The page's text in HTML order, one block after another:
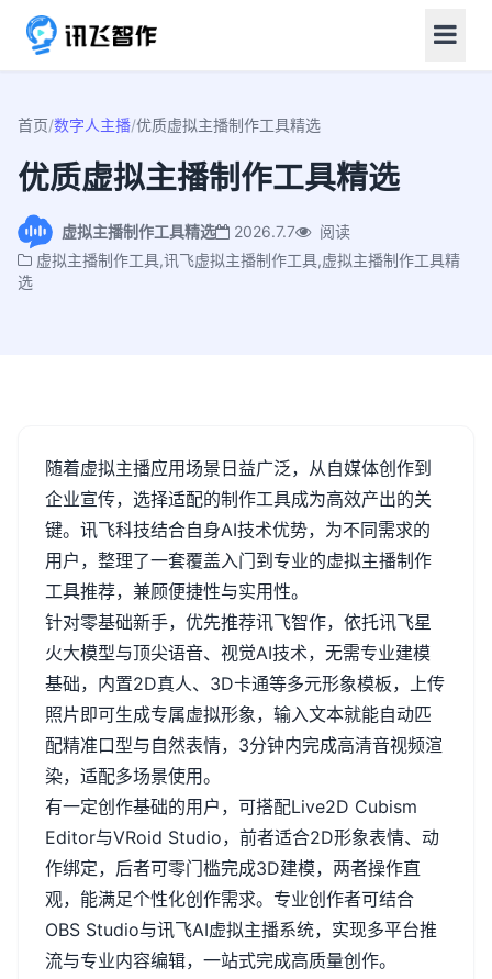
首页/数字人主播/优质虚拟主播制作工具精选
优质虚拟主播制作工具精选
虚拟主播制作工具精选 2026.7.7
阅读
虚拟主播制作工具,讯飞虚拟主播制作工具,虚拟主播制作工具精
选
随着虚拟主播应用场景日益广泛，从自媒体创作到
企业宣传，选择适配的制作工具成为高效产出的关
键。讯飞科技结合自身AI技术优势，为不同需求的
用户，整理了一套覆盖入门到专业的虚拟主播制作
工具推荐，兼顾便捷性与实用性。
针对零基础新手，优先推荐讯飞智作，依托讯飞星
火大模型与顶尖语音、视觉AI技术，无需专业建模
基础，内置2D真人、 3D卡通等多元形象模板，上传
照片即可生成专属虚拟形象，输入文本就能自动匹
配精准口型与自然表情， 3分钟内完成高清音视频渲
染，适配多场景使用。
有一定创作基础的用户，可搭配Live2D Cubism
Editor与VRoid Studio，前者适合2D形象表情、动
作绑定，后者可零门槛完成3D建模，两者操作直
观，能满足个性化创作需求。专业创作者可结合
OBS Studio与讯飞AI虚拟主播系统，实现多平台推
流与专业内容编辑，一站式完成高质量创作。